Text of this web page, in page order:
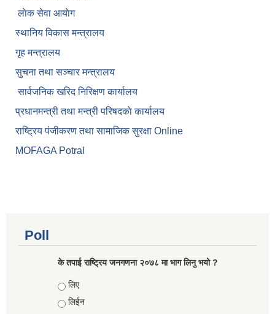
लाेक सेवा आयाेग
स्थानिय विकास मन्त्रालय
गृह मन्त्रालय
सुचना तथा सञ्चार मन्त्रालय
सार्वजनिक खरिद निरिक्षण कार्यालय
प्रधानमन्त्री तथा मन्त्री परिषदकाे कार्यालय
राष्ट्रिय पंजीकरण तथा सामाजिक सुरक्षा Online
MOFAGA Potral
Poll
के तपाई राष्ट्रिय जनगणना २०७८ मा भाग लिनु भयो ?
Choices
लिए
लिईन